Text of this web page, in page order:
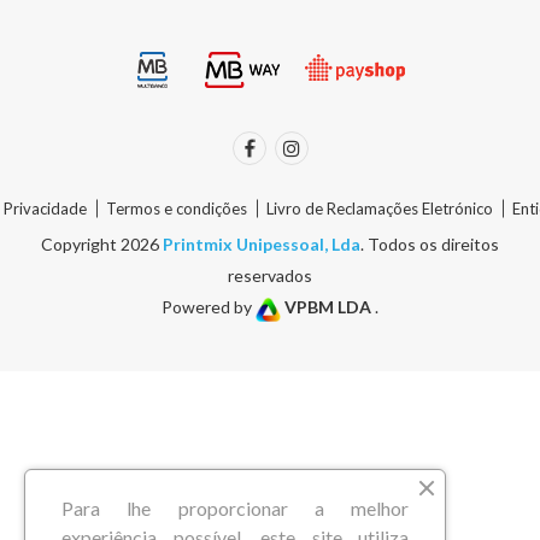
Termos e condições Livro de Reclamações Eletrónico
Copyright 2026 Printmix Unipessoal, Lda. Todos os direitos
reservados
Powered by
VPBM LDA .
Para lhe proporcionar a melhor